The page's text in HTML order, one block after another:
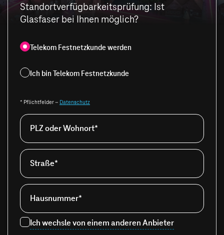
Standortverfügbarkeitsprüfung: Ist
Glasfaser bei Ihnen möglich?
Telekom Festnetzkunde werden
Ich bin Telekom Festnetzkunde
* Pflichtfelder – Datenschutz
PLZ oder Wohnort*
Straße*
Hausnummer*
Ich wechsle von einem anderen Anbieter